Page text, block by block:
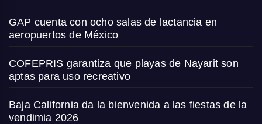
GAP cuenta con ocho salas de lactancia en
aeropuertos de México
COFEPRIS garantiza que playas de Nayarit son
aptas para uso recreativo
Baja California da la bienvenida a las fiestas de la
vendimia 2026